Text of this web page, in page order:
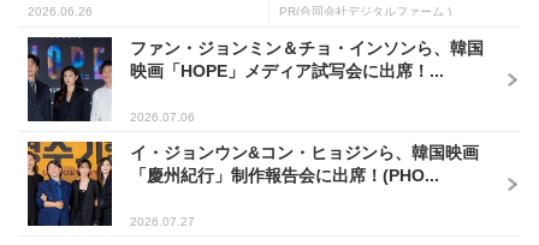
2026.06.26 PR(合同会社デジタルファーム )
ファン・ジョンミン＆チョ・インソンら、韓国
映画「HOPE」メディア試写会に出席！...
2026.07.06
イ・ジョンウン&コン・ヒョジンら、韓国映画
「慶州紀行」制作報告会に出席！(PHO...
2026.07.27